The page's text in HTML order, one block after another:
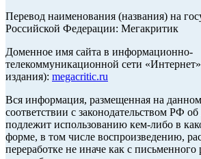
Перевод наименования (названия) на
Российской Федерации: Мегакритик
Доменное имя сайта в информационно-
телекоммуникационной сети «Интернет»
издания): megacritic.ru
Вся информация, размещенная на данном
соответствии с законодательством РФ
подлежит использованию кем-либо в
форме, в том числе воспроизведению,
переработке не иначе как с письменного